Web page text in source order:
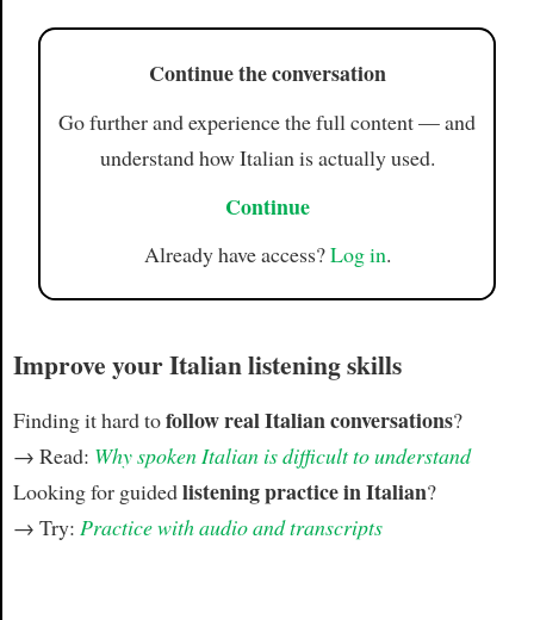
Continue the conversation
Go further and experience the full content — and
understand how Italian is actually used.
Continue
Already have access?Log in.
Improve your Italian listening skills
Finding it hard tofollow real Italian conversations?
→ Read: Why spoken Italian is difficult to understand
Looking for guidedlistening practice in Italian?
→ Try: Practice with audio and transcripts